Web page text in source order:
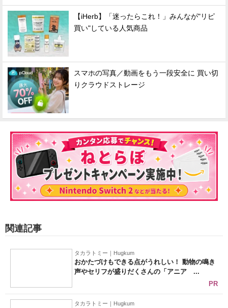
【iHerb】「迷ったらこれ！」みんなが"リピ
買い"している人気商品
スマホの写真／動画をもう一段安全に 買い切
りクラウドストレージ
関連記事
タカラトミー｜Hugkum
おかたづけもできる点がうれしい！ 動物の鳴き
声やセリフが盛りだくさんの「アニア ...
PR
タカラトミー｜Hugkum